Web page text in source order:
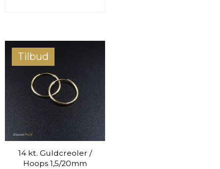
Tilbud
14 kt. Guldcreoler /
Hoops 1,5/20mm